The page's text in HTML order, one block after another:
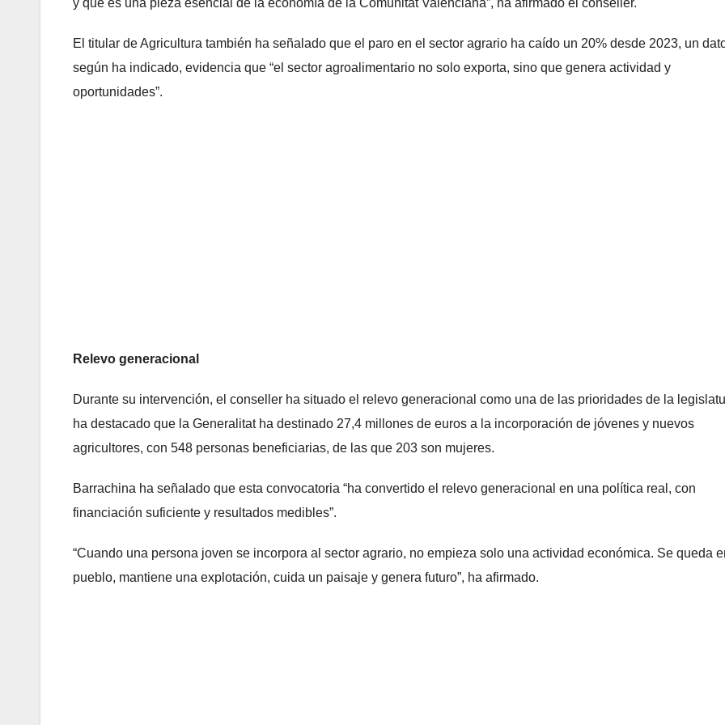
y que es una pieza esencial de la economía de la Comunitat Valenciana”, ha afirmado el conseller.
El titular de Agricultura también ha señalado que el paro en el sector agrario ha caído un 20% desde 2023, un
según ha indicado, evidencia que “el sector agroalimentario no solo exporta, sino que genera actividad y
oportunidades”.
Relevo generacional
Durante su intervención, el conseller ha situado el relevo generacional como una de las prioridades de la
ha destacado que la Generalitat ha destinado 27,4 millones de euros a la incorporación de jóvenes y nuevos
agricultores, con 548 personas beneficiarias, de las que 203 son mujeres.
Barrachina ha señalado que esta convocatoria “ha convertido el relevo generacional en una política real, con
financiación suficiente y resultados medibles”.
“Cuando una persona joven se incorpora al sector agrario, no empieza solo una actividad económica. Se queda
pueblo, mantiene una explotación, cuida un paisaje y genera futuro”, ha afirmado.